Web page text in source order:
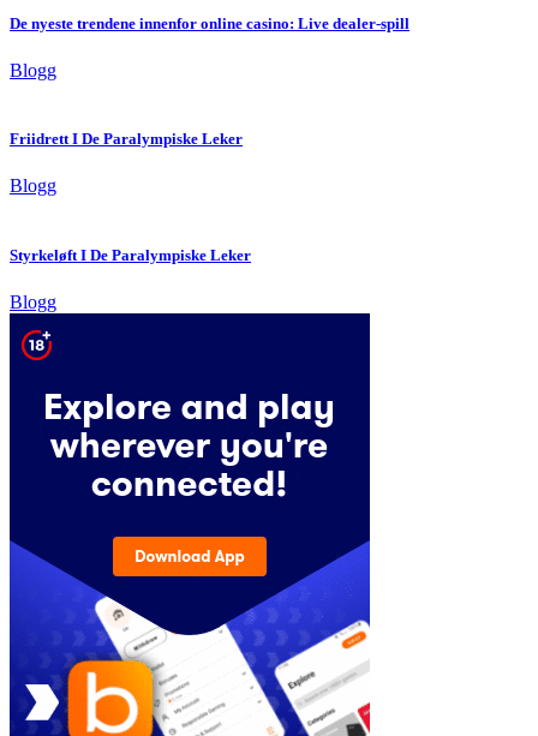
De nyeste trendene innenfor online casino: Live dealer-spill
Blogg
Friidrett I De Paralympiske Leker
Blogg
Styrkeløft I De Paralympiske Leker
Blogg